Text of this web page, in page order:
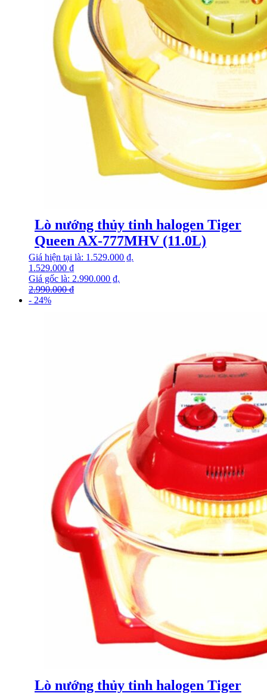
Lò nướng thủy tinh halogen Tiger
Queen AX-777MHV (11.0L)
2.990.000₫
Giá gốc là: 2.990.000 ₫.
1.529.000 ₫
Giá hiện tại là: 1.529.000 ₫.
- 24%
Lò nướng thủy tinh halogen Tiger